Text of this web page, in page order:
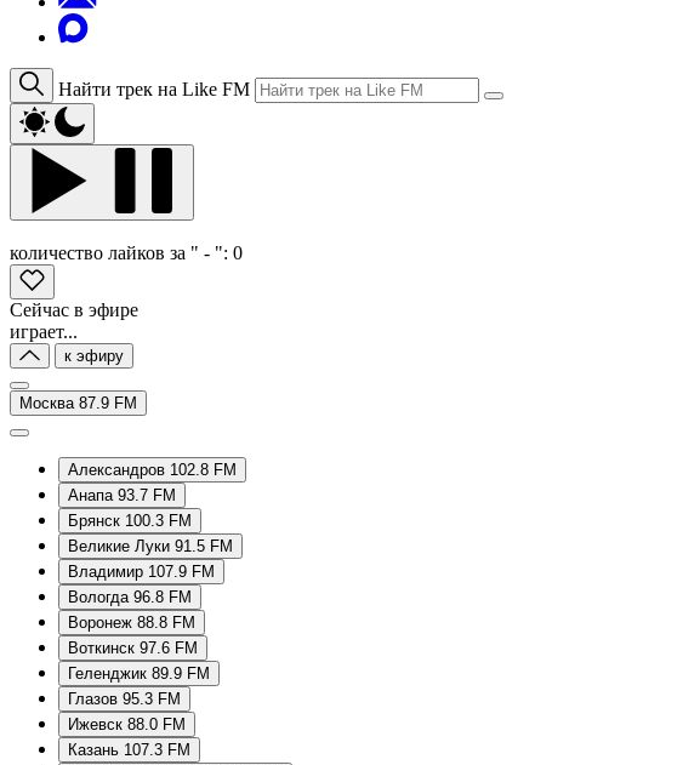
Найти трек на Like FM
количество лайков за " - ": 0
Сейчас в эфире
играет...
к эфиру
Москва 87.9 FM
Александров 102.8 FM
Анапа 93.7 FM
Брянск 100.3 FM
Великие Луки 91.5 FM
Владимир 107.9 FM
Вологда 96.8 FM
Воронеж 88.8 FM
Воткинск 97.6 FM
Геленджик 89.9 FM
Глазов 95.3 FM
Ижевск 88.0 FM
Казань 107.3 FM